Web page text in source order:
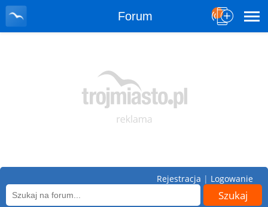
Forum
Rejestracja | Logowanie